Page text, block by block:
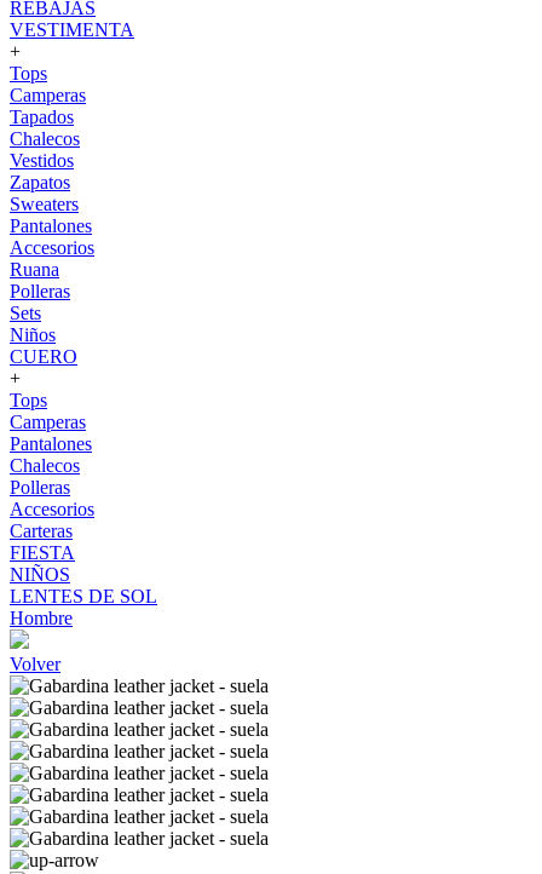
REBAJAS
VESTIMENTA
+
Tops
Camperas
Tapados
Chalecos
Vestidos
Zapatos
Sweaters
Pantalones
Accesorios
Ruana
Polleras
Sets
Niños
CUERO
+
Tops
Camperas
Pantalones
Chalecos
Polleras
Accesorios
Carteras
FIESTA
NIÑOS
LENTES DE SOL
Hombre
Volver